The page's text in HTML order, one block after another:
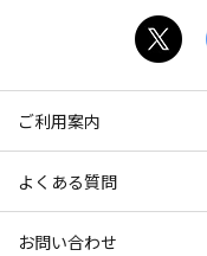
ご利用案内
よくある質問
お問い合わせ